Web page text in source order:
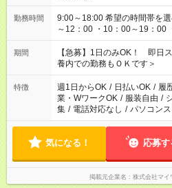
勤務時間
9:00～18:00 希望の時間帯を選べます！ ＜シフト例＞ ・8：30
～12：00 ・10：00～19：00
22：00 ・22：00～翌6：00
期間
【急募】1日のみOK！ 即日
養内での勤務もＯＫです＞
特徴 週1日からOK / 日払いOK / 履
業・WワークOK / 服装自由 /
集 / 電話対応なし / パソコン
気になる！ 応募す
掲載元企業名 株式会社マイ